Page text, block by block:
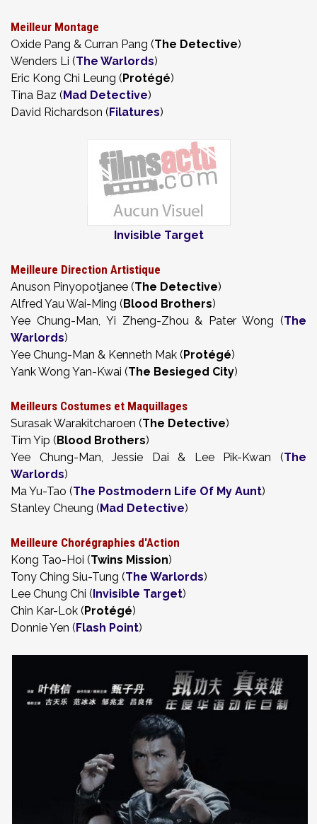
Meilleur Montage
Oxide Pang & Curran Pang (The Detective)
Wenders Li (The Warlords)
Eric Kong Chi Leung (Protégé)
Tina Baz (Mad Detective)
David Richardson (Filatures)
Invisible Target
Meilleure Direction Artistique
Anuson Pinyopotjanee (The Detective)
Alfred Yau Wai-Ming (Blood Brothers)
Yee Chung-Man, Yi Zheng-Zhou & Pater Wong (The
Warlords)
Yee Chung-Man & Kenneth Mak (Protégé)
Yank Wong Yan-Kwai (The Besieged City)
Meilleurs Costumes et Maquillages
Surasak Warakitcharoen (The Detective)
Tim Yip (Blood Brothers)
Yee Chung-Man, Jessie Dai & Lee Pik-Kwan (The
Warlords)
Ma Yu-Tao (The Postmodern Life Of My Aunt)
Stanley Cheung (Mad Detective)
Meilleure Chorégraphies d'Action
Kong Tao-Hoi (Twins Mission)
Tony Ching Siu-Tung (The Warlords)
Lee Chung Chi (Invisible Target)
Chin Kar-Lok (Protégé)
Donnie Yen (Flash Point)